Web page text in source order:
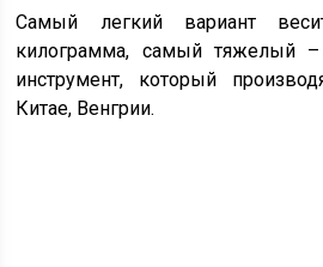
Самый легкий вариант
килограмма, самый тяжелый
инструмент, который
Китае, Венгрии.